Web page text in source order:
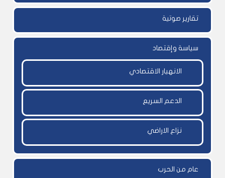
تقارير صوتية
سياسة وإقتصاد
الانهيار الاقتصادي
الدعم السريع
نزاع الاراضي
عام من الحرب